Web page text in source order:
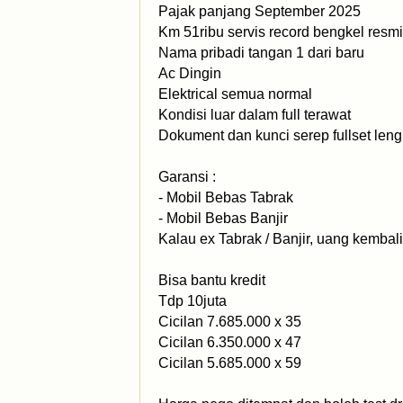
Pajak panjang September 2025
Km 51ribu servis record bengkel resmi
Nama pribadi tangan 1 dari baru
Ac Dingin
Elektrical semua normal
Kondisi luar dalam full terawat
Dokument dan kunci serep fullset
Garansi :
- Mobil Bebas Tabrak
- Mobil Bebas Banjir
Kalau ex Tabrak / Banjir, uang
Bisa bantu kredit
Tdp 10juta
Cicilan 7.685.000 x 35
Cicilan 6.350.000 x 47
Cicilan 5.685.000 x 59